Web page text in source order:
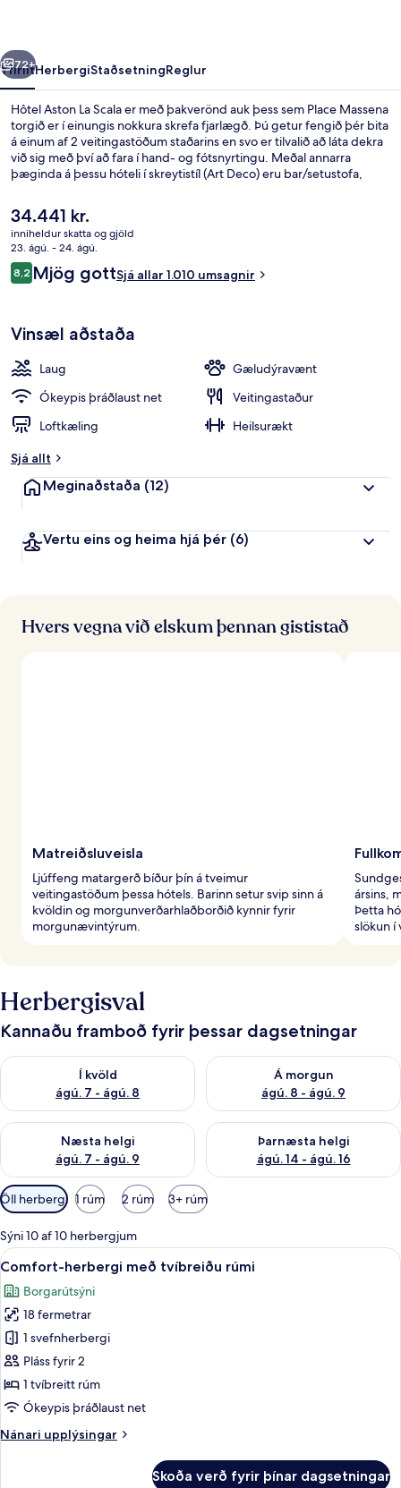
Næsta
72+
YfirlitHerbergiStaðsetningReglur
Hôtel Aston La Scala er með þakverönd auk þess sem Place Massena
torgið er í einungis nokkura skrefa fjarlægð. Þú getur fengið þér bita
á einum af 2 veitingastöðum staðarins en svo er tilvalið að láta dekra
við sig með því að fara í hand- og fótsnyrtingu. Meðal annarra
þæginda á þessu hóteli í skreytistíl (Art Deco) eru bar/setustofa,
hluta úr ári. Ferðamenn sem hafa dvalið á staðnum hafa verið mjög
ánægðir en meðal þess sem þeir nefna sem sérstaka kosti eru
sundlaugin og hjálpsamt starfsfólk. Það er ekki langt að fara til að
komast í almenningssamgöngur: Opéra - Vieille Ville
sporvagnastöðin er í nokkurra skrefa fjarlægð og Massena Tramway
lestarstöðin er í 5 mínútna göngufjarlægð.
Núverandi
verð
er
34.441 kr.
34.441 kr.
inniheldur skatta og gjöld
23. ágú. - 24. ágú.
Umsagnir
8,28,2 af 10
Mjög gottSjá allar 1.010 umsagnir
Vinsæl aðstaða
Laug
Gæludýravænt
Ókeypis þráðlaust net
Veitingastaður
Loftkæling
Heilsurækt
Sjá allt
Meginaðstaða (12)
Vertu eins og heima hjá þér (6)
Hvers vegna við elskum þennan gististað
Matreiðsluveisla
Ljúffeng matargerð bíður þín á tveimur
veitingastöðum þessa hótels. Barinn setur svip sinn á
kvöldin og morgunverðarhlaðborðið kynnir fyrir
morgunævintýrum.
ársins,
Þetta
slökun í
Herbergisval
Kannaðu framboð fyrir þessar dagsetningar
Í kvöld
ágú. 7 - ágú. 8
Athuga framboð í kvöld ágú. 7 - ágú. 8
Á morgun
ágú. 8 - ágú. 9
Athuga framboð á morgun
Næsta helgi
ágú. 7 - ágú. 9
Athuga framboð næstu helgi ágú. 7 - ágú. 9
Þarnæsta helgi
ágú. 14 - ágú. 16
Athuga framboð þarnæstu
Síur
í
boði
fyrir
herbergi
Öll herbergi 1 rúm 2 rúm 3+ rúm
Sýni 10 af 10 herbergjum
Skoða
allar
myndir
fyrir
Comfort-
herbergi
með
tvíbreiðu
Comfort-herbergi með tvíbreiðu
6
Comfort-herbergi með tvíbreiðu rúmi
Borgarútsýni
18 fermetrar
1 svefnherbergi
Pláss fyrir 2
1 tvíbreitt rúm
Ókeypis þráðlaust net
Nánari upplýsingar
Nánari
Skoða verð fyrir þínar dagsetningar